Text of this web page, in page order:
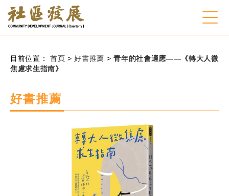
跳到主要內容
常見問題
客服諮詢
後台登入
目前位置：首頁> 好書推薦 > 青年的社會適應——《轉大人微
焦慮求生指南》
好書推薦